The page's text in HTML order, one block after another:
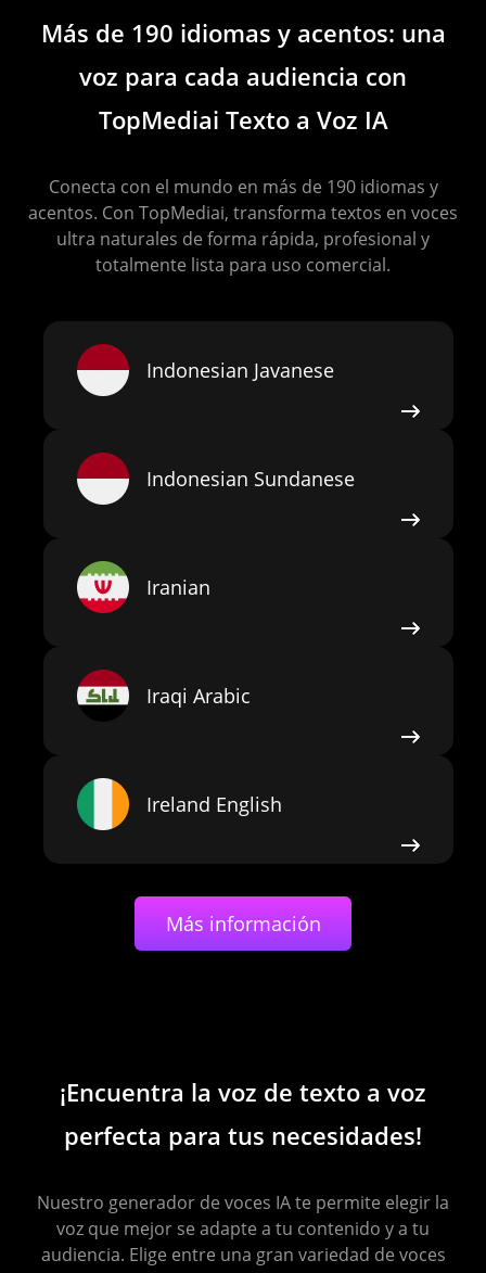
Más de 190 idiomas y acentos: una
voz para cada audiencia con
TopMediai Texto a Voz IA
Conecta con el mundo en más de 190 idiomas y
acentos. Con TopMediai, transforma textos en voces
ultra naturales de forma rápida, profesional y
totalmente lista para uso comercial.
Indonesian Javanese
Indonesian Sundanese
Iranian
Iraqi Arabic
Ireland English
Irish
Italian
Japanese
Más información
¡Encuentra la voz de texto a voz
perfecta para tus necesidades!
Nuestro generador de voces IA te permite elegir la
voz que mejor se adapte a tu contenido y a tu
audiencia. Elige entre una gran variedad de voces